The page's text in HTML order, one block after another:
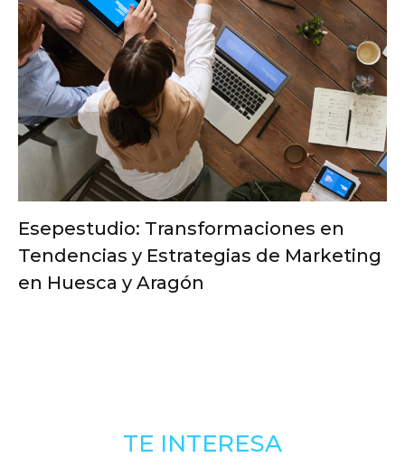
Esepestudio: Transformaciones en
Tendencias y Estrategias de Marketing
en Huesca y Aragón
TE INTERESA